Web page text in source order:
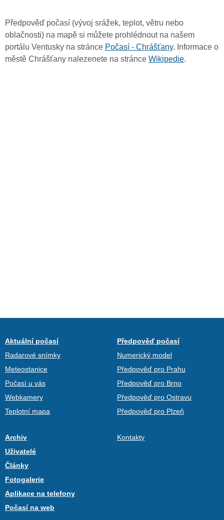
Předpověď počasí (vývoj srážek, teplot, větru nebo
oblačnosti) na mapě si můžete prohlédnout na našem
portálu Ventusky na stránce Počasí - Chrášťany. Informace o
městě Chrášťany nalezenete na stránce Wikipedie.
Aktuální počasí
Radarové snímky
Meteostanice
Počasí u vás
Webkamery
Teplotní mapa
Předpověď počasí
Numerický model
Předpověď pro Prahu
Předpověď pro Brno
Předpověď pro Ostravu
Předpověď pro Plzeň
Archiv
Uživatelé
Články
Fotogalerie
Aplikace na telefony
Počasí na web
Kontakty